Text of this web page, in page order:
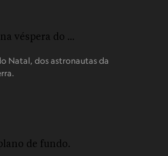
Natal, dos astronautas da